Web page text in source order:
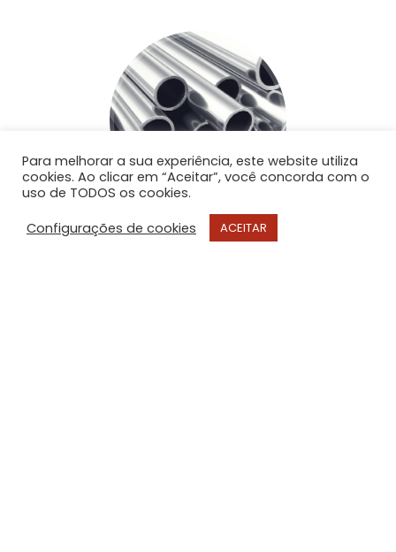
Para melhorar a sua experiência, este website utiliza
cookies. Ao clicar em “Aceitar”, você concorda com o
uso de TODOS os cookies.
Configurações de cookies
ACEITAR